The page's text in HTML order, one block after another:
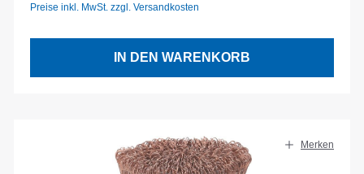
Preise inkl. MwSt. zzgl. Versandkosten
IN DEN WARENKORB
Merken